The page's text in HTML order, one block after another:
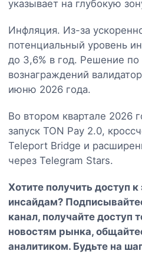
указывает на глубокую
Инфляция. Из-за
потенциальный уровень
до 3,6% в год. Решение по
вознаграждений
июню 2026 года.
Во втором квартале 2026
запуск TON Pay 2.0,
Teleport Bridge и
через Telegram Stars.
Хотите получить доступ
инсайдам?
канал, получайте доступ
новостям рынка,
аналитиком. Будьте на